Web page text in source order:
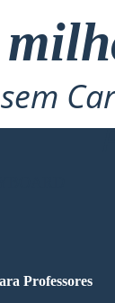
Professores